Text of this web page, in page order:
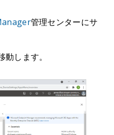
管理センターにサ
します。